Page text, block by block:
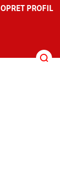
OPRET PROFIL